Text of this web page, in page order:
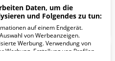
Psychotherapie
Daten, um die
und Folgendes zu tun:
auf einem Endgerät.
von Werbeanzeigen.
Werbung. Verwendung von
Werbung. Erstellung von Profilen